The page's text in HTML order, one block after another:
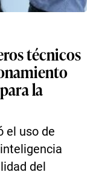
técnicos
la
el uso de
del